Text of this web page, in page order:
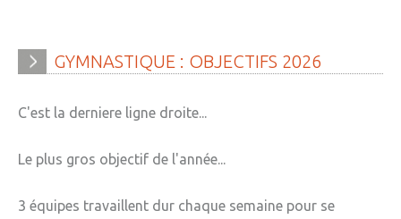
GYMNASTIQUE : OBJECTIFS 2026
C'est la derniere ligne droite...
Le plus gros objectif de l'année...
3 équipes travaillent dur chaque semaine pour se